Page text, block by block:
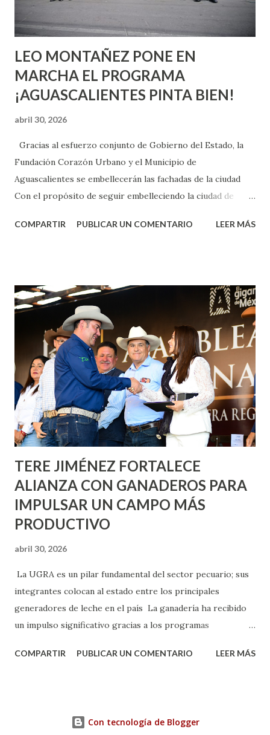
experiencia te dirá, siempre es mejor cuando ambas partes
son suficientemen...
LEO MONTAÑEZ PONE EN
MARCHA EL PROGRAMA
¡AGUASCALIENTES PINTA BIEN!
abril 30, 2026
Gracias al esfuerzo conjunto de Gobierno del Estado, la
Fundación Corazón Urbano y el Municipio de
Aguascalientes se embellecerán las fachadas de la ciudad
Con el propósito de seguir embelleciendo la ciudad de
municipal, Leo Montañez dio inicio al programa
Corazón Urbano y el Municipio capital. Leo Montañez
informó que en este programa se usarán cerca de 90 mil
metros cuadrados de pintura, para dar inicio en la calle
Nieto, entre Jesús F. Elizondo y la calle 22 de Octubre, con
lo que se aplicará pintura en 66 casas. Posteriormente se
llevará este programa a Villas de Nuestra Señora de la
Asunción, Avenida Alameda y Decreto 27 de Septiembre, en
los edificios FOVISSSTE Ojo de Agua, en la comunidad
Norias de Paso Hondo y en los edificios de...
COMPARTIR PUBLICAR UN COMENTARIO LEER MÁS
TERE JIMÉNEZ FORTALECE
ALIANZA CON GANADEROS PARA
IMPULSAR UN CAMPO MÁS
PRODUCTIVO
abril 30, 2026
La UGRA es un pilar fundamental del sector pecuario; sus
integrantes colocan al estado entre los principales
generadores de leche en el país La ganadería ha recibido
un impulso significativo gracias a los programas
muestra de su respaldo firme y decidido al campo, la
compromiso de trabajar de la mano con los productores
COMPARTIR PUBLICAR UN COMENTARIO LEER MÁS
Con tecnología de Blogger